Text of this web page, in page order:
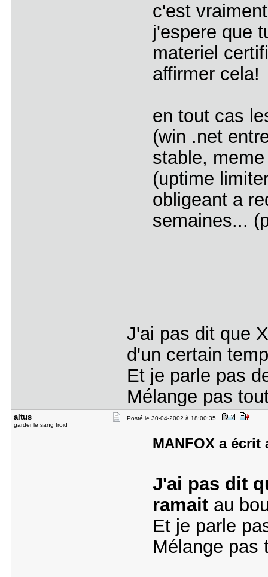
c'est
j'espere que
materiel
affirmer cela!
en tout cas
(win .net
stable,
(uptime
obligeant a
semaines...
J'ai pas dit que
d'un certain
Et je parle pas
Mélange pas
altus
garder le sang froid
Posté le 30-04-2002 à 18:00:35
MANFOX a
J'ai pas dit
ramait au
Et je parle
Mélange pas